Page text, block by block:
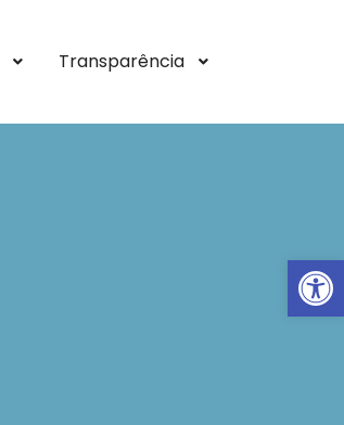
Transparência